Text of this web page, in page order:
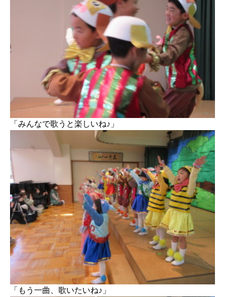
「みんなで歌うと楽しいね♪」
「もう一曲、歌いたいね♪」